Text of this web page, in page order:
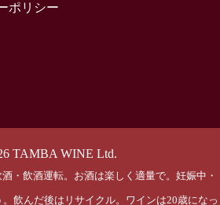
ポリシー
TAMBA WINE Ltd.
・飲酒運転。お酒は楽しく適量で。妊娠中・
飲んだ後はリサイクル。ワインは20歳になっ